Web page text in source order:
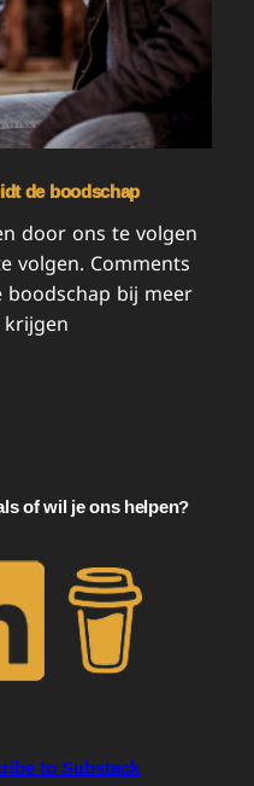
de boodschap
door ons te volgen
volgen. Comments
bij meer
krijgen
of wil je ons helpen?
to Substack